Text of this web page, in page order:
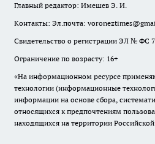
Главный редактор: Имешев Э. И.
Контакты: Эл.почта:
Свидетельство о регистрации ЭЛ № ФС
Ограничение по возрасту: 16+
«На информационном ресурсе
технологии (информационные
информации на основе сбора,
относящихся к предпочтениям
находящихся на территории